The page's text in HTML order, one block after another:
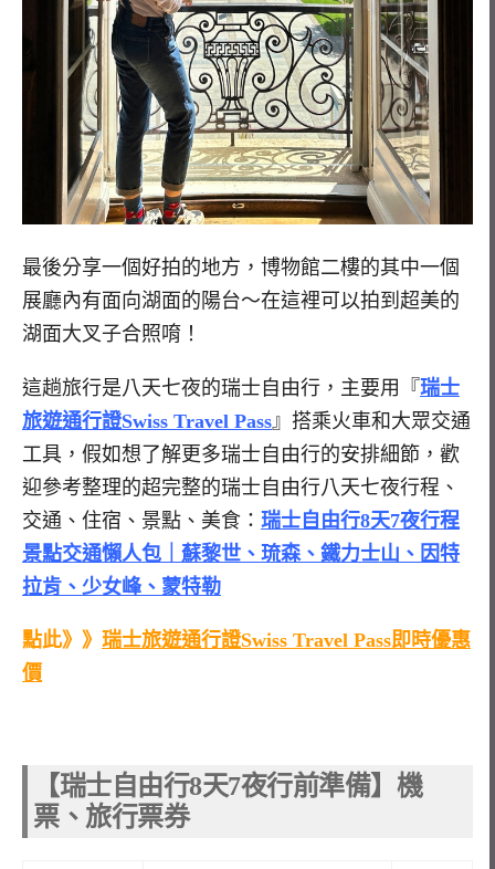
最後分享一個好拍的地方，博物館二樓的其中一個
展廳內有面向湖面的陽台～在這裡可以拍到超美的
湖面大叉子合照唷！
這趟旅行是八天七夜的瑞士自由行，主要用『瑞士
旅遊通行證Swiss Travel Pass 』搭乘火車和大眾交通
工具，假如想了解更多瑞士自由行的安排細節，歡
迎參考整理的超完整的瑞士自由行八天七夜行程、
交通、住宿、景點、美食： 瑞士自由行8天7夜行程
景點交通懶人包｜蘇黎世、琉森、鐵力士山、因特
拉肯、少女峰、蒙特勒
點此》》 瑞士旅遊通行證Swiss Travel Pass即時優惠
價
【瑞士自由行8天7夜行前準備】機
票、旅行票券